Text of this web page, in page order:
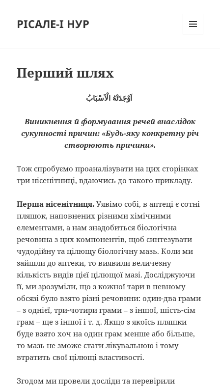
РІСАЛЕ-І НУР
Перший шлях
Виникнення й формування речей внаслідок
сукупності причин: «Будь-яку конкретну річ
створюють причини».
Тож спробуємо проаналізувати на цих сторінках
три нісенітниці, вдаючись до такого прикладу.
Перша нісенітниця. Уявімо собі, в аптеці є сотні
пляшок, наповнених різними хімічними
елементами, а нам знадобиться біологічна
речовина з цих компонентів, щоб синтезувати
чудодійну та цілющу біологічну мазь. Коли ми
зайшли до аптеки, то виявили величезну
кількість видів цієї цілющої мазі. Досліджуючи
її, ми зрозуміли, що з кожної тари в певному
обсязі було взято різні речовини: один-два грами
– з однієї, три-чотири грами – з іншої, шість-сім
грам – ще з іншої і т. д. Якщо з якоїсь пляшки
буде взято хоч на один грам менше або більше,
то мазь не зможе стати лікувальною і тому
втратить свої цілющі властивості.
Згодом ми провели досліди та перевірили